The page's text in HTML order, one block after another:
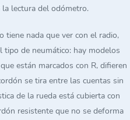
lectura del odómetro.
tiene nada que ver con el radio,
tipo de neumático: hay modelos
están marcados con R, difieren
se tira entre las cuentas sin
de la rueda está cubierta con
resistente que no se deforma